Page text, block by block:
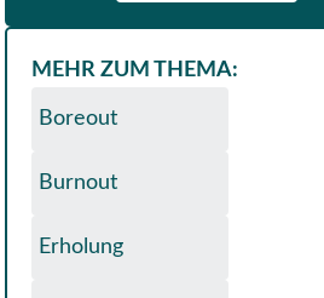
MEHR ZUM THEMA:
Boreout
Burnout
Erholung